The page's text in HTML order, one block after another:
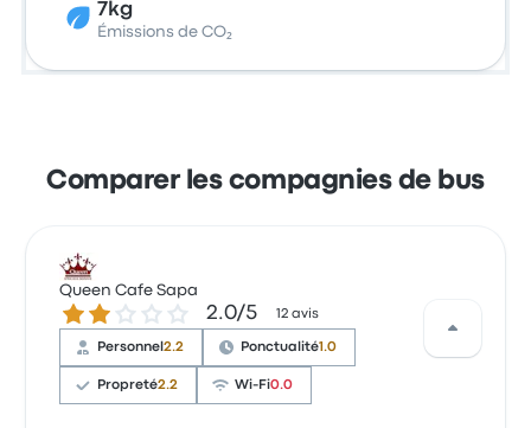
7kg
Émissions de CO₂
Comparer les compagnies de bus
Queen Cafe Sapa
2.0 sur 5 étoiles 2.0/5 12 avis
Personnel2.2 Ponctualité1.0
Propreté2.2 Wi-Fi0.0